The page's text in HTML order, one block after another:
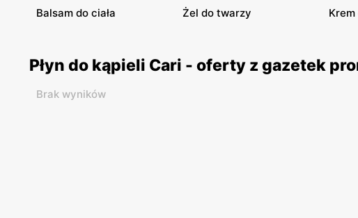
Balsam do ciała Żel do twarzy
Płyn do kąpieli Cari - oferty z gazetek
Brak wyników